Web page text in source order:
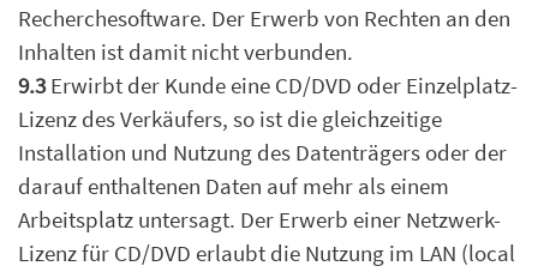
Recherchesoftware. Der Erwerb von Rechten an den
Inhalten ist damit nichtverbunden.
9.3Erwirbt der Kunde eine CD/DVD oder Einzelplatz-
Lizenz des Verkäufers, so ist die gleichzeitige
Installation und Nutzung des Datenträgers oder der
darauf enthaltenen Daten auf mehr als einem
Arbeitsplatz untersagt. Der Erwerb einer Netzwerk-
Lizenz für CD/DVD erlaubt die Nutzung im LAN (local